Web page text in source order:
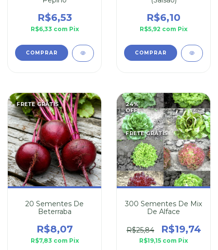
R$6,53
R$6,33 com Pix
R$6,10
R$5,92 com Pix
FRETE GRÁTIS
20 Sementes De
Beterraba
R$8,07
R$7,83 com Pix
24%
OFF
FRETE GRÁTIS
300 Sementes De Mix
De Alface
R$25,84 R$19,74
R$19,15 com Pix